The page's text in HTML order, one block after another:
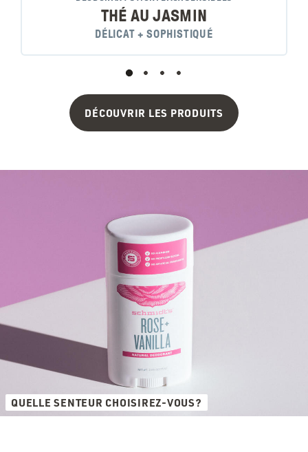
THÉ AU JASMIN
DÉLICAT + SOPHISTIQUÉ
DÉCOUVRIR LES PRODUITS
QUELLE SENTEUR CHOISIREZ-VOUS?